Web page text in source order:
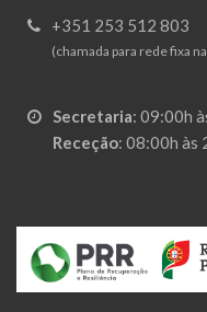
+351 253 512 803
(chamada para rede fixa
Secretaria: 09:00h
Receção: 08:00h às